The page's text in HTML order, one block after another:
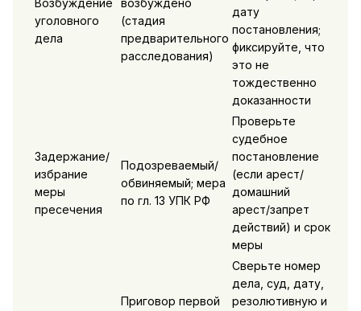
Возбуждение
уголовного
дела
возбуждено
(стадия
предварительного
расследования)
дату
постановления;
фиксируйте, что
это не
тождественно
доказанности
Задержание/
избрание
меры
пресечения
Подозреваемый/
обвиняемый; мера
по гл. 13 УПК РФ
Проверьте
судебное
постановление
(если арест/
домашний
арест/запрет
действий) и срок
меры
Приговор первой
Сверьте номер
дела, суд, дату,
резолютивную и